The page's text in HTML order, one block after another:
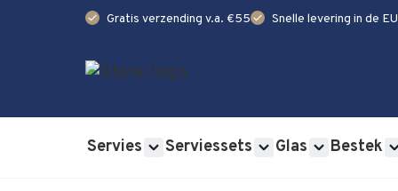
check Gratis verzending v.a. €55check Snelle levering in de EU
Servies Serviessets Glas Bestek